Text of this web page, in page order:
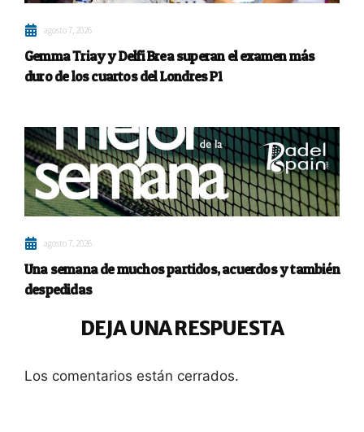
agosto 7, 2026
Gemma Triay y Delfi Brea superan el examen más
duro de los cuartos del Londres P1
agosto 7, 2026
Una semana de muchos partidos, acuerdos y también
despedidas
DEJA UNA RESPUESTA
Los comentarios están cerrados.